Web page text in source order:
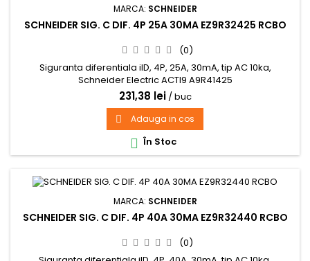
MARCA: SCHNEIDER
SCHNEIDER SIG. C DIF. 4P 25A 30MA EZ9R32425 RCBO
(0)
Siguranta diferentiala iID, 4P, 25A, 30mA, tip AC 10ka,
Schneider Electric ACTI9 A9R41425
231,38 lei / buc
 Adauga in cos
 În Stoc
MARCA: SCHNEIDER
SCHNEIDER SIG. C DIF. 4P 40A 30MA EZ9R32440 RCBO
(0)